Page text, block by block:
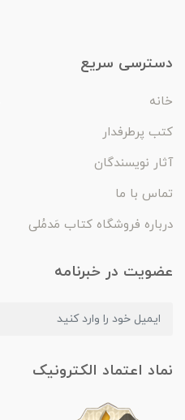
دسترسی سریع
خانه
کتب پرطرفدار
آثار نویسندگان
تماس با ما
درباره فروشگاه کتاب مَدمُلی
عضویت در خبرنامه
نماد اعتماد الکترونیک